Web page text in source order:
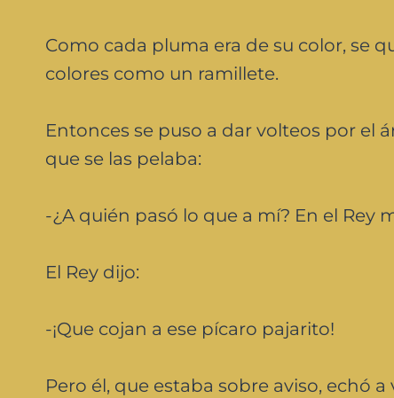
Como cada pluma era de su color, se
colores como un ramillete.
Entonces se puso a dar volteos por el
que se las pelaba:
-¿A quién pasó lo que a mí? En el Rey
El Rey dijo:
-¡Que cojan a ese pícaro pajarito!
Pero él, que estaba sobre aviso, echó